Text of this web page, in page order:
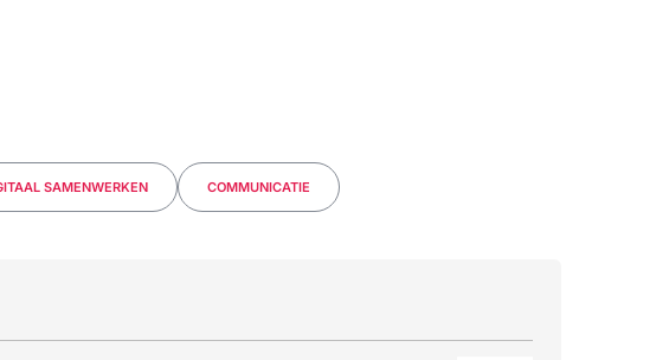
SAMENWERKEN COMMUNICATIE